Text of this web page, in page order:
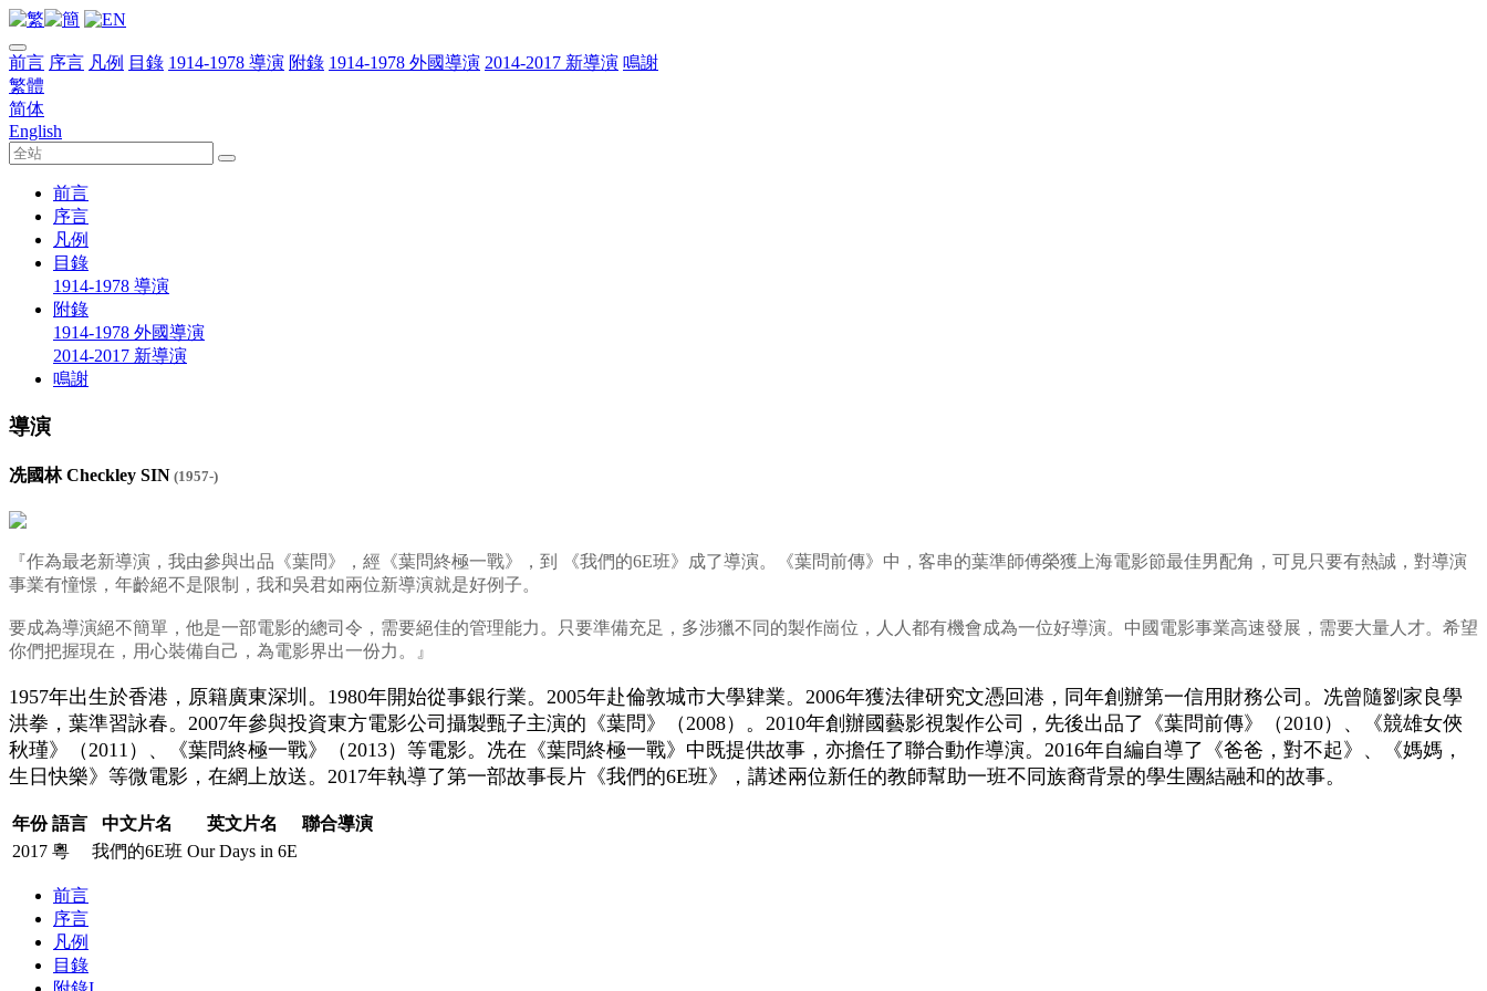
前言 序言 凡例 目錄 1914-1978 導演 附錄 1914-1978 外國導演 2014-2017 新導演 鳴謝
繁體
简体
English
前言
序言
凡例
目錄
1914-1978 導演
附錄
1914-1978 外國導演
2014-2017 新導演
鳴謝
導演
冼國林 Checkley SIN (1957-)
『作為最老新導演，我由參與出品《葉問》，經《葉問終極一戰》，到 《我們的6E班》成了導演。《葉問前傳》中，客串的葉準師傅榮獲上海電影節最佳男配角，可見只要有熱誠，對導演
事業有憧憬，年齡絕不是限制，我和吳君如兩位新導演就是好例子。
要成為導演絕不簡單，他是一部電影的總司令，需要絕佳的管理能力。只要準備充足，多涉獵不同的製作崗位，人人都有機會成為一位好導演。中國電影事業高速發展，需要大量人才。希望
你們把握現在，用心裝備自己，為電影界出一份力。』
1957年出生於香港，原籍廣東深圳。1980年開始從事銀行業。2005年赴倫敦城市大學肄業。2006年獲法律研究文憑回港，同年創辦第一信用財務公司。冼曾隨劉家良學
洪拳，葉準習詠春。2007年參與投資東方電影公司攝製甄子主演的《葉問》（2008）。2010年創辦國藝影視製作公司，先後出品了《葉問前傳》（2010）、《競雄女俠
秋瑾》（2011）、《葉問終極一戰》（2013）等電影。冼在《葉問終極一戰》中既提供故事，亦擔任了聯合動作導演。2016年自編自導了《爸爸，對不起》、《媽媽，
生日快樂》等微電影，在網上放送。2017年執導了第一部故事長片《我們的6E班》，講述兩位新任的教師幫助一班不同族裔背景的學生團結融和的故事。
年份 語言 中文片名 英文片名
聯合導演
2017 粵 我們的6E班 Our Days in 6E
前言
序言
凡例
目錄